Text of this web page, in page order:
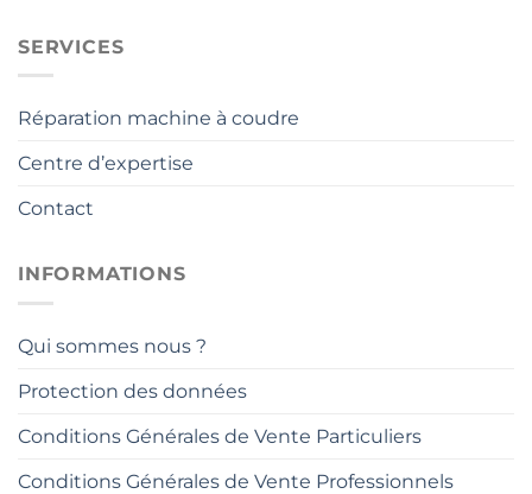
SERVICES
Réparation machine à coudre
Centre d’expertise
Contact
INFORMATIONS
Qui sommes nous ?
Protection des données
Conditions Générales de Vente Particuliers
Conditions Générales de Vente Professionnels